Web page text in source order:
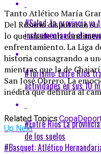
Tanto Atlético María
Del Rosario disputarán
lo que añade un
enfrentamiento. La Liga
historia consagrando a
mientras que la de
San José Obrero. La
inédita que definirá al
Related Topics:Copa
Up Next
#Basquet: Atlético
#Salud: La provincia
instrumentando el
#Turismo: Entre Ríos
actividades en sus 10
#Entre Ríos La
de los suelos